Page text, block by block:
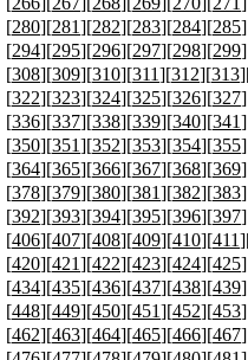
[280][281][282][283][284][285
[294][295][296][297][298][299
[308][309][310][311][312][313
[322][323][324][325][326][327
[336][337][338][339][340][341
[350][351][352][353][354][355
[364][365][366][367][368][369
[378][379][380][381][382][383
[392][393][394][395][396][397
[406][407][408][409][410][411
[420][421][422][423][424][425
[434][435][436][437][438][439
[448][449][450][451][452][453
[462][463][464][465][466][467